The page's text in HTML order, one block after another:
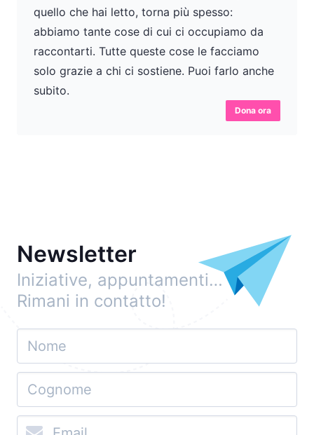
quello che hai letto, torna più spesso:
abbiamo tante cose di cui ci occupiamo da
raccontarti. Tutte queste cose le facciamo
solo grazie a chi ci sostiene. Puoi farlo anche
subito.
Dona ora
Newsletter
Iniziative, appuntamenti…
Rimani in contatto!